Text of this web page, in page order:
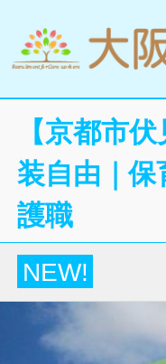
【京都市
装自由｜
護職
NEW!